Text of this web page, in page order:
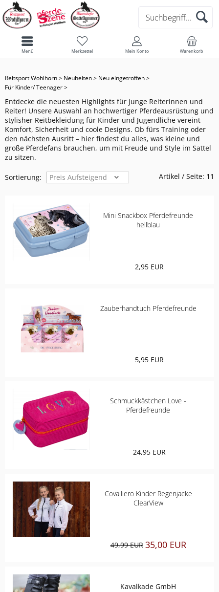
Menü Merkzettel Mein Konto Warenkorb
Reitsport Wohlhorn> Neuheiten> Neu eingetroffen>
Für Kinder/ Teenager>
Entdecke die neuesten Highlights für junge Reiterinnen und
Reiter! Unsere Auswahl an hochwertiger Pferdeausrüstung und
stylisher Reitbekleidung für Kinder und Jugendliche vereint
Komfort, Sicherheit und coole Designs. Ob fürs Training oder
den nächsten Ausritt – hier findest du alles, was kleine und
große Pferdefans brauchen, um mit Freude und Style im Sattel
zu sitzen.
Sortierung: Preis Aufsteigend Artikel / Seite: 11
Mini Snackbox Pferdefreunde
hellblau
2,95 EUR
Zauberhandtuch Pferdefreunde
5,95 EUR
Schmuckkästchen Love -
Pferdefreunde
24,95 EUR
Covalliero Kinder Regenjacke
ClearView
49,99 EUR 35,00 EUR
Kavalkade GmbH
ANIMO
MATTES
BUCAS
KENTUCKY DOGWEAR
SUEDWIND
BOSS EQUESTRIAN
ELT
ACAVALLO
BACK ON TRACK
CASCO
CAVALLERIA TOSCANA
ESKADRON
CORE
CLASSIC SPORTS
HERITAGE
PLATINUM EDITION
FAIR PLAY
KAVALKADE
KEP
CORE
SELECTION
SPORTS
BÜCHER FÜR REITER
DAMENBEKLEIDUNG
SCHUHE/STIEFEL
SAKKO/ FRACK
REITHOSEN & LEGGINS
OBERBEKLEIDUNG
JACKEN & WESTEN
HANDSCHUHE
ACCECOIRES & SOCKEN
HERRENBEKLEIDUNG
SAKKO/ FRACK
JACKEN & WESTEN
HANDSCHUHE
ACCECOIRES & SOCKEN
KINDERBEKLEIDUNG
SAKKO / FRACK
REITHOSEN & LEGGINS
OBERBEKLEIDUNG
HANDSCHUHE
SCHUHE & STIEFELETTEN & ZUBEHÖR
TRENSEN
ZUBEHÖR FÜR TRENSEN
PFERDEDECKEN
OUTDOORDECKE
AUSREITDECKE
SHOW-DECKE
HALSTEIL
FLIEGENDECKE
ABSCHWITZDECKE
SCHABRACKEN & PADS
HALFTER & STRICKE
RUND UMS PFERDEBEIN
SPRUNGGELENKSCHONER
HUFGLOCKEN
SPRUNGGLOCKEN
BANDAGEN
GAMASCHEN
NÜTZLICHE HELFER
PUTZZEUG
STALLBEDARF
REITHELME
CASCO
KASK
KEP
UVEX
HUNDEMÄNTEL
HUNDEHALSBÄNDER
HUND
LIEBLINGSSTÜCKE IM ABVERKAUF
ALLES FÜRS PFERDEBEIN
HALFTER
FLIEGENMASKE/ OHREN
ACCESSOIRES & SOCKEN
REITER
HERREN REITHOSEN
HERREN OBERBEKLEIDUNG
DAMEN JACKEN UND WESTEN
DAMEN OBERBEKLEIDUNG
DAMEN REITHOSEN
KINDER
OBERBEKLEIDUNG